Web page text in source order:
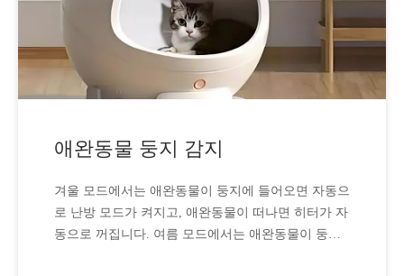
애완동물 둥지 감지
겨울 모드에서는 애완동물이 둥지에 들어오면 자동으
로 난방 모드가 켜지고, 애완동물이 떠나면 히터가 자
동으로 꺼집니다. 여름 모드에서는 애완동물이 둥지